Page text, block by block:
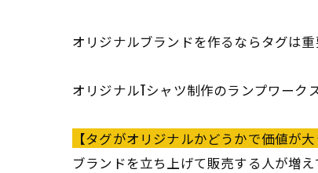
オリジナルブランドを作るならタグは
オリジナルTシャツ制作のランプワークス
【タグがオリジナルかどうかで価値が大
ブランドを立ち上げて販売する人が増え